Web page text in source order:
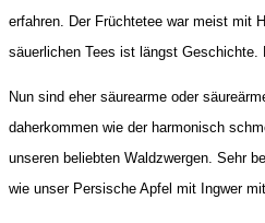
erfahren. Der Früchtetee war meist mit
säuerlichen Tees ist längst Geschichte.
Nun sind eher säurearme oder
daherkommen wie der harmonisch
unseren beliebten Waldzwergen. Sehr
wie unser Persische Apfel mit Ingwer